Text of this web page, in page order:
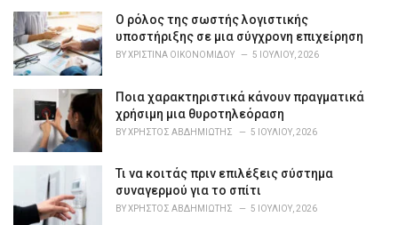
o
r
i
e
Ο ρόλος της σωστής λογιστικής
υποστήριξης σε μια σύγχρονη επιχείρηση
BYΧΡΙΣΤΊΝΑ ΟΙΚΟΝΟΜΊΔΟΥ 5 ΙΟΥΛΊΟΥ, 2026
Ποια χαρακτηριστικά κάνουν πραγματικά
χρήσιμη μια θυροτηλεόραση
BYΧΡΉΣΤΟΣ ΑΒΔΗΜΙΏΤΗΣ 5 ΙΟΥΛΊΟΥ, 2026
Τι να κοιτάς πριν επιλέξεις σύστημα
συναγερμού για το σπίτι
BYΧΡΉΣΤΟΣ ΑΒΔΗΜΙΏΤΗΣ 5 ΙΟΥΛΊΟΥ, 2026